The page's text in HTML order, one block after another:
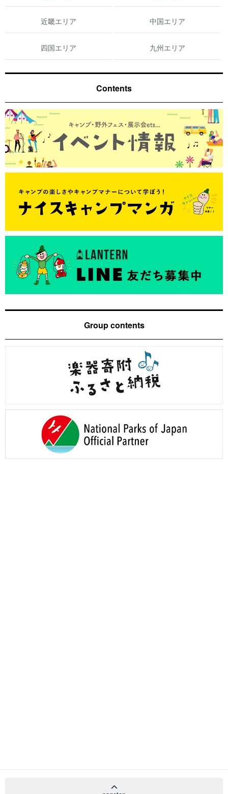
近畿エリア 中国エリア
四国エリア 九州エリア
Contents
Group contents